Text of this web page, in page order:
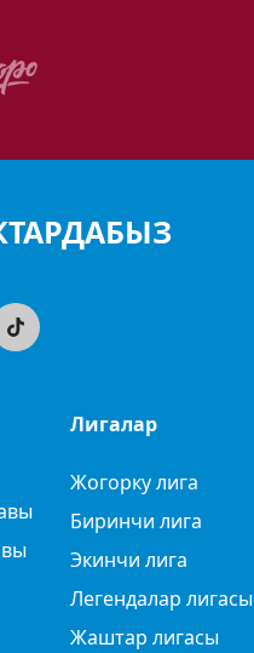
Лигалар
Жогорку лига
Биринчи лига
Экинчи лига
Легендалар лигасы
Жаштар лигасы